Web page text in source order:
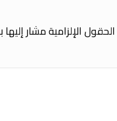
الحقول الإلزامية مشار إليها